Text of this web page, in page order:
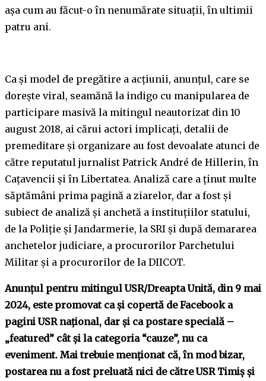
așa cum au făcut-o în nenumărate situații, în ultimii
patru ani.
Ca și model de pregătire a acțiunii, anunțul, care se
dorește viral, seamănă la indigo cu manipularea de
participare masivă la mitingul neautorizat din 10
august 2018, ai cărui actori implicați, detalii de
premeditare și organizare au fost devoalate atunci de
către reputatul jurnalist Patrick André de Hillerin, în
Cațavencii și în Libertatea. Analiză care a ținut multe
săptămâni prima pagină a ziarelor, dar a fost și
subiect de analiză și anchetă a instituțiilor statului,
de la Poliție și Jandarmerie, la SRI și după demararea
anchetelor judiciare, a procurorilor Parchetului
Militar și a procurorilor de la DIICOT.
Anunțul pentru mitingul USR/Dreapta Unită, din 9 mai
2024, este promovat ca și copertă de Facebook a
pagini USR național, dar și ca postare specială –
„featured” cât și la categoria “cauze”, nu ca
eveniment. Mai trebuie menționat că, în mod bizar,
postarea nu a fost preluată nici de către USR Timiș și